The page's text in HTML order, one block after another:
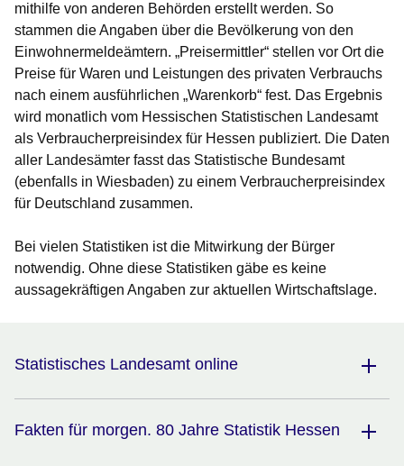
mithilfe von anderen Behörden erstellt werden. So
stammen die Angaben über die Bevölkerung von den
Einwohnermeldeämtern. „Preisermittler“ stellen vor Ort die
Preise für Waren und Leistungen des privaten Verbrauchs
nach einem ausführlichen „Warenkorb“ fest. Das Ergebnis
wird monatlich vom Hessischen Statistischen Landesamt
als Verbraucherpreisindex für Hessen publiziert. Die Daten
aller Landesämter fasst das Statistische Bundesamt
(ebenfalls in Wiesbaden) zu einem Verbraucherpreisindex
für Deutschland zusammen.
Bei vielen Statistiken ist die Mitwirkung der Bürger
notwendig. Ohne diese Statistiken gäbe es keine
aussagekräftigen Angaben zur aktuellen Wirtschaftslage.
Statistisches Landesamt online
Fakten für morgen. 80 Jahre Statistik Hessen